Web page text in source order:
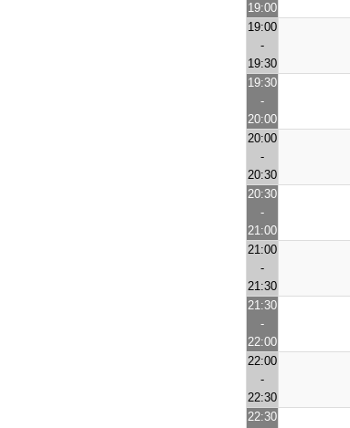
19:00
19:00
-
19:30
19:30
-
20:00
20:00
-
20:30
20:30
-
21:00
21:00
-
21:30
21:30
-
22:00
22:00
-
22:30
22:30